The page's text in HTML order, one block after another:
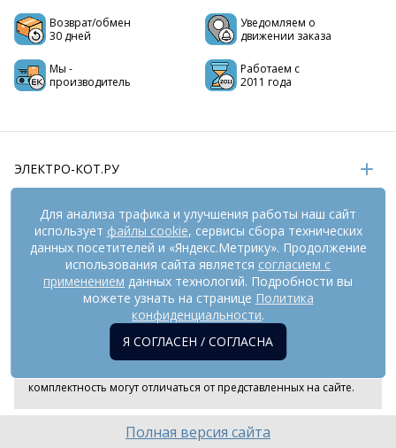
Возврат/обмен
30 дней
Уведомляем о
движении заказа
Мы -
производитель
Работаем с
2011 года
ЭЛЕКТРО-КОТ.РУ
ИНФОРМАЦИЯ
РЕКВИЗИТЫ
На информационном ресурсе применяются
рекомендательные технологии (информационные технологии
предоставления информации на основе сбора,
систематизации и анализа сведений, относящихся к
предпочтениям пользователей сети «Интернет», находящихся
комплектность могут отличаться от представленных на сайте.
Для анализа трафика и улучшения работы наш сайт
использует файлы cookie, сервисы сбора технических
данных посетителей и «Яндекс.Метрику». Продолжение
использования сайта является согласием с
применением данных технологий. Подробности вы
можете узнать на странице Политика
конфиденциальности.
Я СОГЛАСЕН / СОГЛАСНА
Полная версия сайта